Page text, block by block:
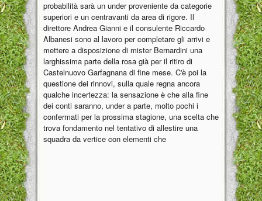
probabilità sarà un under proveniente da categorie
superiori e un centravanti da area di rigore. Il
direttore Andrea Gianni e il consulente Riccardo
Albanesi sono al lavoro per completare gli arrivi e
mettere a disposizione di mister Bernardini una
larghissima parte della rosa già per il ritiro di
Castelnuovo Garfagnana di fine mese. C'è poi la
questione dei rinnovi, sulla quale regna ancora
qualche incertezza: la sensazione è che alla fine
dei conti saranno, under a parte, molto pochi i
confermati per la prossima stagione, una scelta che
trova fondamento nel tentativo di allestire una
squadra da vertice con elementi che